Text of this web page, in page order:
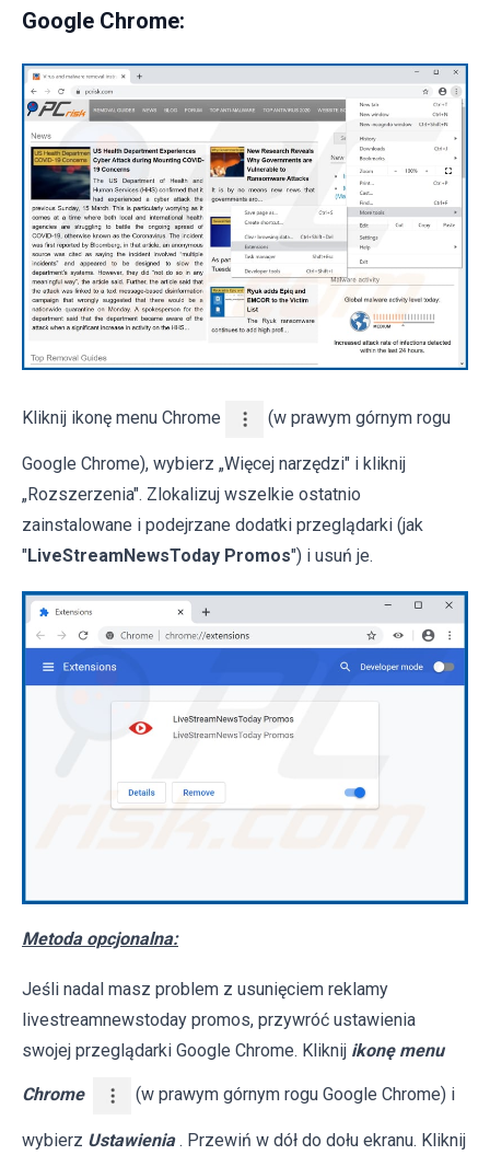
Google Chrome:
Kliknij ikonę menu Chrome (w prawym górnym rogu
Google Chrome), wybierz „Więcej narzędzi" i kliknij
„Rozszerzenia". Zlokalizuj wszelkie ostatnio
zainstalowane i podejrzane dodatki przeglądarki (jak
"LiveStreamNewsToday Promos") i usuń je.
Metoda opcjonalna:
Jeśli nadal masz problem z usunięciem reklamy
livestreamnewstoday promos, przywróć ustawienia
swojej przeglądarki Google Chrome. Kliknij ikonę menu
Chrome (w prawym górnym rogu Google Chrome) i
wybierz Ustawienia . Przewiń w dół do dołu ekranu. Kliknij